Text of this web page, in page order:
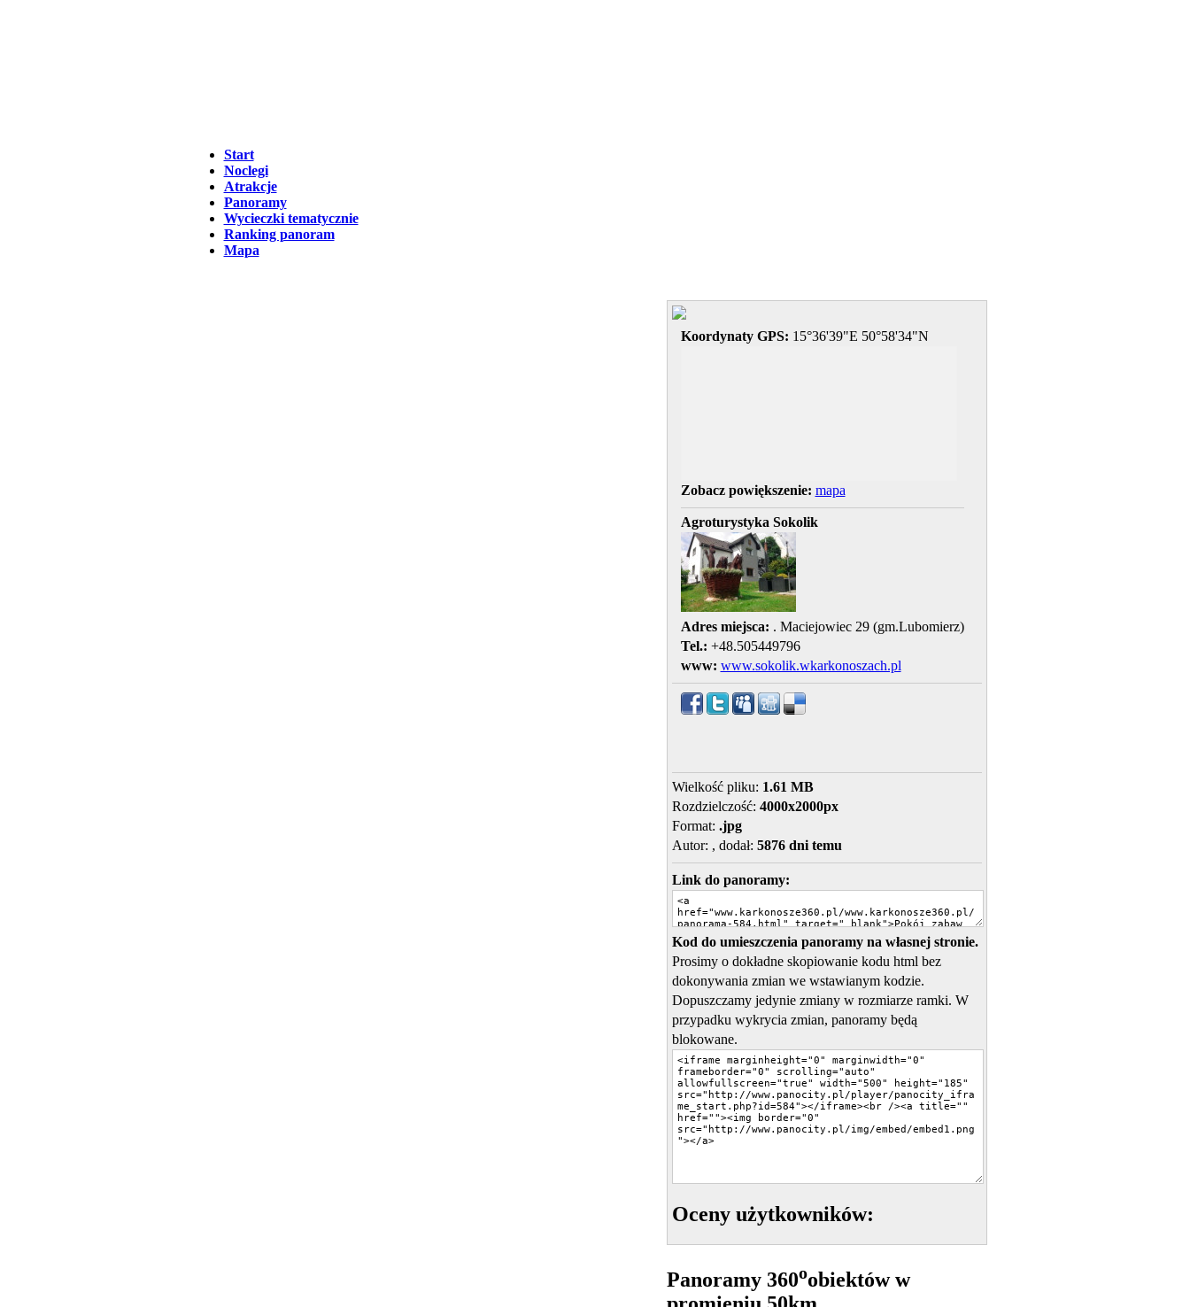
Start
Noclegi
Atrakcje
Panoramy
Wycieczki tematycznie
Ranking panoram
Mapa
Koordynaty GPS: 15°36'39"E 50°58'34"N
Zobacz powiększenie: mapa
Agroturystyka Sokolik
Adres miejsca: . Maciejowiec 29 (gm.Lubomierz)
Tel.: +48.505449796
www: www.sokolik.wkarkonoszach.pl
Wielkość pliku: 1.61 MB
Rozdzielczość: 4000x2000px
Format: .jpg
Autor: , dodał: 5876 dni temu
Link do panoramy:
Kod do umieszczenia panoramy na własnej stronie.
Prosimy o dokładne skopiowanie kodu html bez
dokonywania zmian we wstawianym kodzie.
Dopuszczamy jedynie zmiany w rozmiarze ramki. W
przypadku wykrycia zmian, panoramy będą
blokowane.
Oceny użytkowników:
Panoramy 360oobiektów w